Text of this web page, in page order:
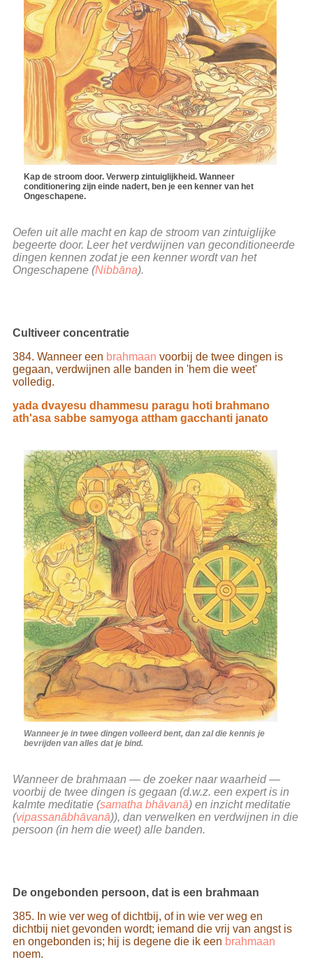
Kap de stroom door. Verwerp zintuiglijkheid. Wanneer
conditionering zijn einde nadert, ben je een kenner van het
Ongeschapene.
Oefen uit alle macht en kap de stroom van zintuiglijke
begeerte door. Leer het verdwijnen van geconditioneerde
dingen kennen zodat je een kenner wordt van het
Ongeschapene (Nibbāna).
Cultiveer concentratie
384. Wanneer een brahmaan voorbij de twee dingen is
gegaan, verdwijnen alle banden in 'hem die weet'
volledig.
yada dvayesu dhammesu paragu hoti brahmano
ath'asa sabbe samyoga attham gacchanti janato
Wanneer je in twee dingen volleerd bent, dan zal die kennis je
bevrijden van alles dat je bind.
Wanneer de brahmaan — de zoeker naar waarheid —
voorbij de twee dingen is gegaan (d.w.z. een expert is in
kalmte meditatie (samatha bhāvanā) en inzicht meditatie
(vipassanābhāvanā)), dan verwelken en verdwijnen in die
persoon (in hem die weet) alle banden.
De ongebonden persoon, dat is een brahmaan
385. In wie ver weg of dichtbij, of in wie ver weg en
dichtbij niet gevonden wordt; iemand die vrij van angst is
en ongebonden is; hij is degene die ik een brahmaan
noem.